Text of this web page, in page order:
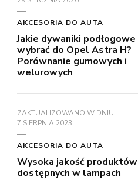
AKCESORIA DO AUTA
Jakie dywaniki podłogowe
wybrać do Opel Astra H?
Porównanie gumowych i
welurowych
ZAKTUALIZOWANO W DNIU
7 SIERPNIA 2023
AKCESORIA DO AUTA
Wysoka jakość produktów
dostępnych w lampach